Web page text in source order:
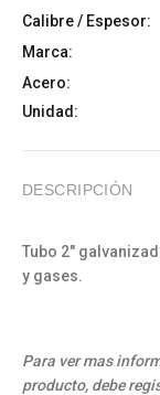
Calibre / Espesor:
Marca:
Acero:
Unidad:
DESCRIPCIÓN
Tubo 2"
y gases.
Para ver mas
producto, debe